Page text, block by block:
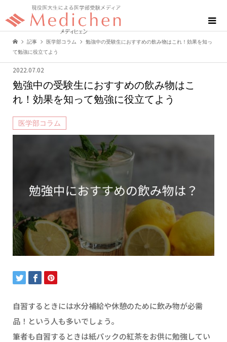
記事 医学部コラム
勉強中の受験生におすすめの飲み物はこれ！効果を知っ
て勉強に役立てよう
2022.07.02
勉強中の受験生におすすめの飲み物はこ
れ！効果を知って勉強に役立てよう
医学部コラム
自習するときには水分補給や休憩のために飲み物が必需
品！という人も多いでしょう。
筆者も自習するときは紙パックの紅茶をお供に勉強してい